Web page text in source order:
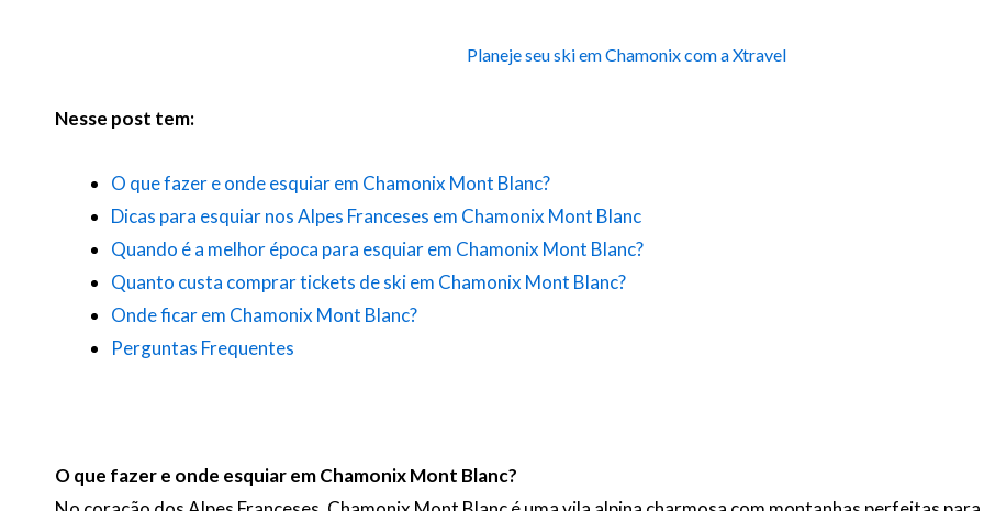
Planeje seu ski em Chamonix com a Xtravel
Nesse post tem:
O que fazer e onde esquiar em Chamonix Mont Blanc?
Dicas para esquiar nos Alpes Franceses em Chamonix Mont Blanc
Quando é a melhor época para esquiar em Chamonix Mont Blanc?
Quanto custa comprar tickets de ski em Chamonix Mont Blanc?
Onde ficar em Chamonix Mont Blanc?
Perguntas Frequentes
O que fazer e onde esquiar em Chamonix Mont Blanc?